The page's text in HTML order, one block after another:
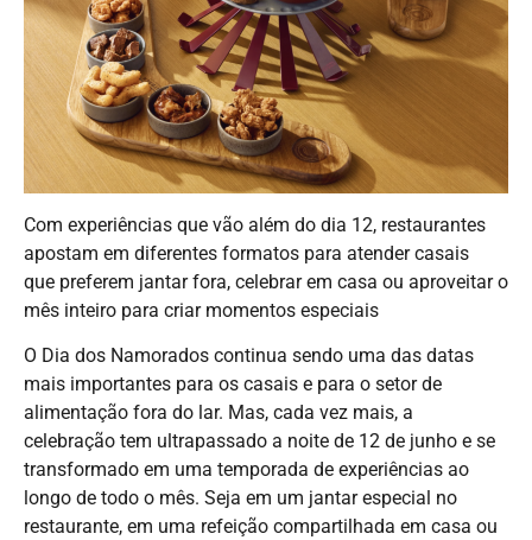
Com experiências que vão além do dia 12, restaurantes
apostam em diferentes formatos para atender casais
que preferem jantar fora, celebrar em casa ou aproveitar o
mês inteiro para criar momentos especiais
O Dia dos Namorados continua sendo uma das datas
mais importantes para os casais e para o setor de
alimentação fora do lar. Mas, cada vez mais, a
celebração tem ultrapassado a noite de 12 de junho e se
transformado em uma temporada de experiências ao
longo de todo o mês. Seja em um jantar especial no
restaurante, em uma refeição compartilhada em casa ou